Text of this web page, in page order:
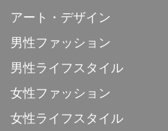
アート・デザイン
男性ファッション
男性ライフスタイル
女性ファッション
女性ライフスタイル